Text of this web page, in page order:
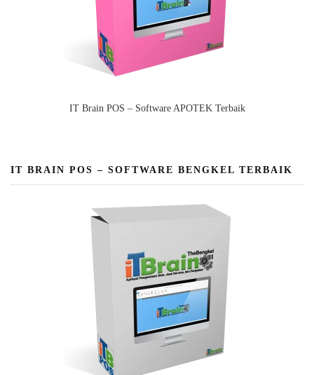
IT Brain POS – Software APOTEK Terbaik
IT BRAIN POS – SOFTWARE BENGKEL TERBAIK